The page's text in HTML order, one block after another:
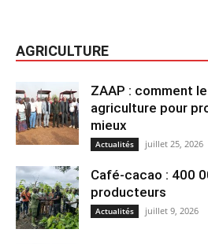
AGRICULTURE
ZAAP : comment
agriculture pour
mieux
Actualités juillet 25, 2026
Café-cacao : 400
producteurs
Actualités juillet 9, 2026